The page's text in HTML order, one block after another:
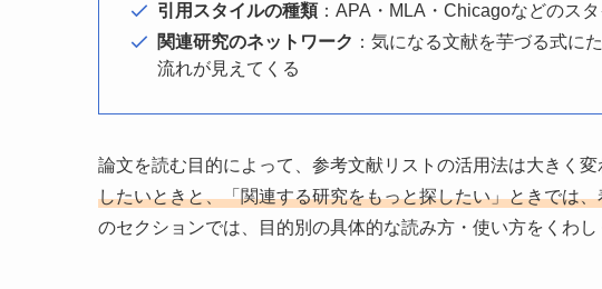
引用スタイルの種類：APA・MLA・Chicagoなどのス
関連研究のネットワーク ：気になる文献を芋づる式に
流れが見えてくる
論文を読む目的によって、参考文献リストの活用法は大きく変
したいときと、「関連する研究をもっと探したい」ときでは
のセクションでは、目的別の具体的な読み方・使い方をくわし